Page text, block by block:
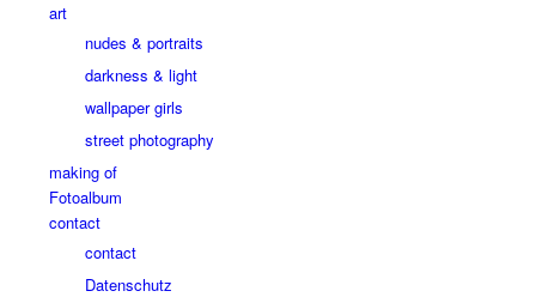
art
nudes & portraits
darkness & light
wallpaper girls
street photography
making of
Fotoalbum
contact
contact
Datenschutz